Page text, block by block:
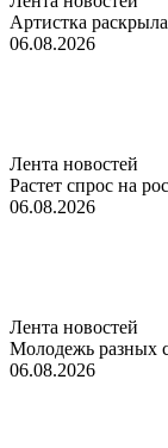
Артистка
06.08.2026
Лента новостей
Растет спрос на
06.08.2026
Лента новостей
Молодежь разных
06.08.2026